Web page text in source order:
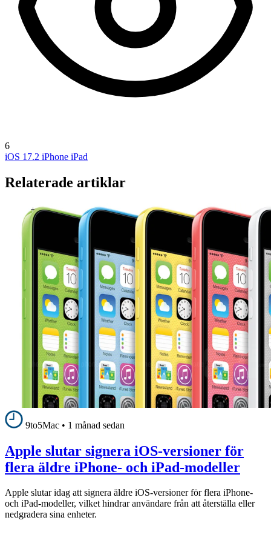
6
iOS 17.2 iPhone iPad
Relaterade artiklar
9to5Mac • 1 månad sedan
Apple slutar signera iOS-versioner för
flera äldre iPhone- och iPad-modeller
Apple slutar idag att signera äldre iOS-versioner för flera iPhone-
och iPad-modeller, vilket hindrar användare från att återställa eller
nedgradera sina enheter.